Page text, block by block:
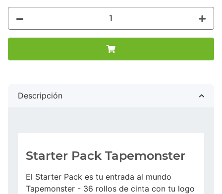
Descripción
Starter Pack Tapemonster
El Starter Pack es tu entrada al mundo
Tapemonster - 36 rollos de cinta con tu logo